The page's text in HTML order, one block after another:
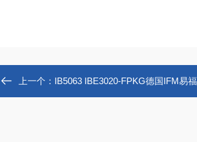
上一个： IB5063 IBE3020-FPKG德国IFM易福门电感式接近开关 IB5063